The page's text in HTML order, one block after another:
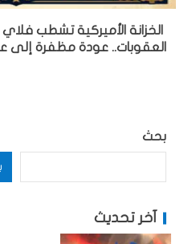
الخزانة الأميركية تشطب
العقوبات.. عودة مظفرة إلى
بحث
آخر تحديث